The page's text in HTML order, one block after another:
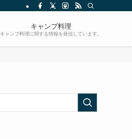
キャンプ料理
キャンプ料理に関する情報を発信しています。